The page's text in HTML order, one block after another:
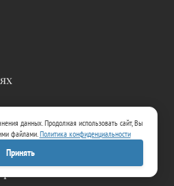
библиотека.
данных. Продолжая использовать сайт, Вы
файлами.Политика конфиденциальности
Принять